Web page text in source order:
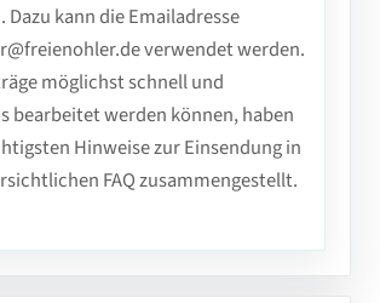
Dazu kann die Emailadresse
verwendet werden.
möglichst schnell und
bearbeitet werden können, haben
Hinweise zur Einsendung in
FAQ zusammengestellt.